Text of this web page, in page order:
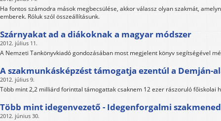
Ha fontos számodra mások megbecsülése, akkor válassz olyan szakmát,
emberek. Róluk szól összeállításunk.
Szárnyakat ad a diákoknak a magyar módszer
2012. július 11.
A Nemzeti Tankönyvkiadó gondozásában most megjelent könyv segítségével
A szakmunkásképzést támogatja ezentúl a Demján-
2012. július 9.
Több mint 2,2 milliárd forinttal támogattak csaknem 12 ezer rászoruló főiskolai
Több mint idegenvezető - Idegenforgalmi
2012. június 30.